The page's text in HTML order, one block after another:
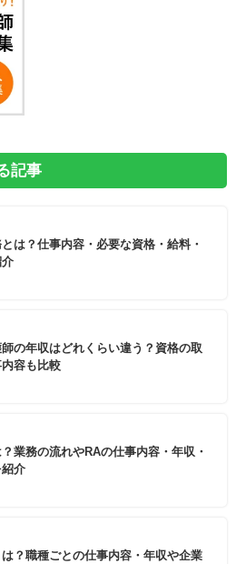
記事
は？仕事内容・必要な資格・給料・
の年収はどれくらい違う？資格の取
容も比較
業務の流れやRAの仕事内容・年収・
介
？職種ごとの仕事内容・年収や企業